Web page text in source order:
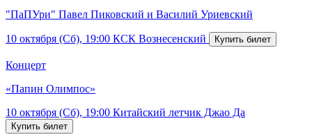
"ПаПУри" Павел Пиковский и Василий Уриевский
10 октября (Сб), 19:00 КСК Вознесенский
Концерт
«Папин Олимпос»
10 октября (Сб), 19:00 Китайский летчик Джао Да